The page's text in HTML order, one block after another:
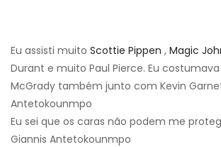
Eu assisti muito Scottie Pippen , Magic
Durant e muito Paul Pierce. Eu
McGrady também junto com Kevin
Antetokounmpo
Eu sei que os caras não podem me
Giannis Antetokounmpo